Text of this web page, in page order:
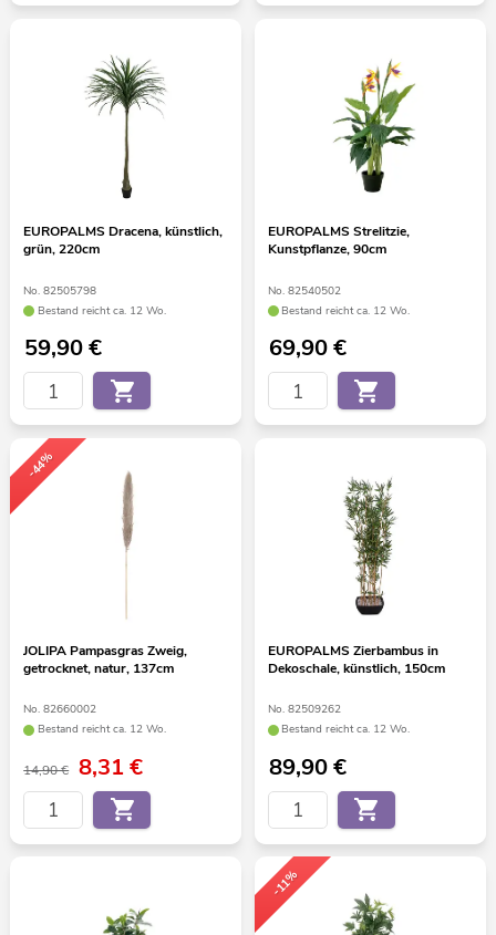
EUROPALMS Dracena, künstlich,
grün, 220cm
No. 82505798
Bestand reicht ca. 12 Wo.
59,90€
EUROPALMS Strelitzie,
Kunstpflanze, 90cm
No. 82540502
Bestand reicht ca. 12 Wo.
69,90€
-44%
JOLIPA Pampasgras Zweig,
getrocknet, natur, 137cm
No. 82660002
Bestand reicht ca. 12 Wo.
14,90 € 8,31€
EUROPALMS Zierbambus in
Dekoschale, künstlich, 150cm
No. 82509262
Bestand reicht ca. 12 Wo.
89,90€
-11%